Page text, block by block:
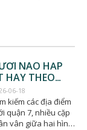
NÀO HẤP
HAY THEO
06-18
kiếm các địa điểm
quận 7, nhiều cặp
vân giữa hai hình